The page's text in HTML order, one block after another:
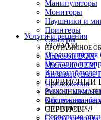
Манипуляторы
Мониторы
Наушники и
Принтеры
Сканеры
ПРОГРАММНОЕ
Microsoft BOX
Microsoft OEM
Антивирусное
Приложения
РАСХОДНЫЕ
Картриджи,
СЕРВЕРЫ И СХД
Серверные
Услуги и решения
УСЛУГИ
IT-решения для
Поставка и
СЕРВИСНЫЙ
Ремонт
Обслуживание
СЕРВИСЫ
Статус ремонта